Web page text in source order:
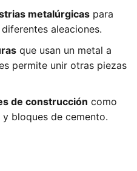
metalúrgicas para
aleaciones.
que usan un metal a
permite unir otras piezas
de construcción como
bloques de cemento.